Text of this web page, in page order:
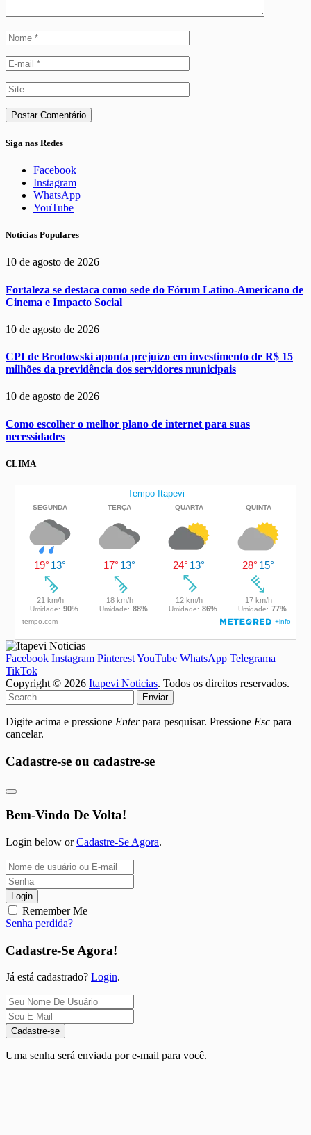
Siga nas Redes
Facebook
Instagram
WhatsApp
YouTube
Noticias Populares
10 de agosto de 2026
Fortaleza se destaca como sede do Fórum Latino-Americano de
Cinema e Impacto Social
10 de agosto de 2026
CPI de Brodowski aponta prejuízo em investimento de R$ 15
milhões da previdência dos servidores municipais
10 de agosto de 2026
Como escolher o melhor plano de internet para suas
necessidades
CLIMA
Facebook Instagram PinterestYouTube WhatsApp Telegrama
TikTok
Copyright © 2026 Itapevi Noticias. Todos os direitos reservados.
Enviar
Digite acima e pressione Enterpara pesquisar. Pressione Esc para
cancelar.
Cadastre-se ou cadastre-se
Bem-Vindo De Volta!
Login below orCadastre-Se Agora.
Login
Remember Me
Senha perdida?
Cadastre-Se Agora!
Já está cadastrado? Login.
Cadastre-se
Uma senha será enviada por e-mail para você.